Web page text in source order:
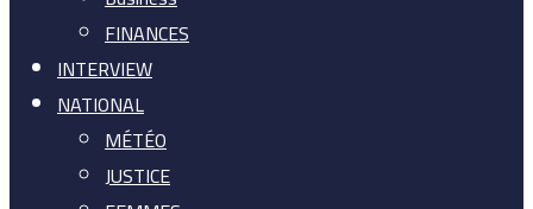
FINANCES
INTERVIEW
NATIONAL
MÉTÉO
JUSTICE